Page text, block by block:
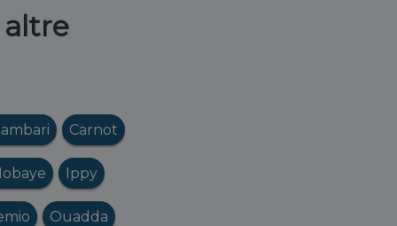
Carnot
Ippy
Ouadda